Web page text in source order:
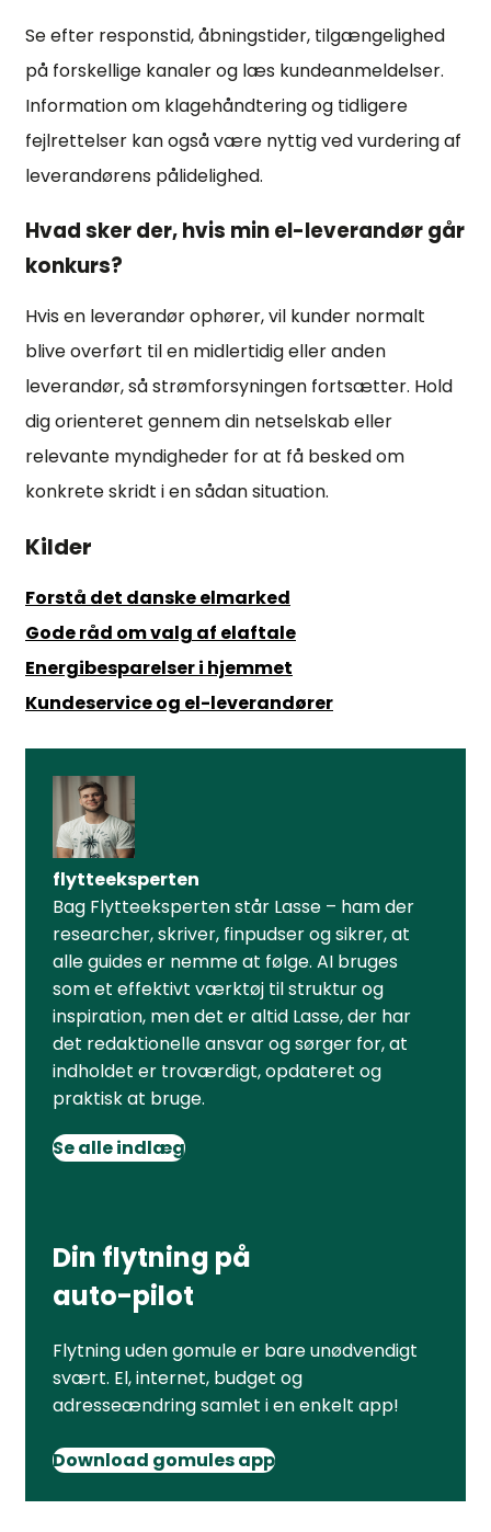
Se efter responstid, åbningstider, tilgængelighed
på forskellige kanaler og læs kundeanmeldelser.
Information om klagehåndtering og tidligere
fejlrettelser kan også være nyttig ved vurdering af
leverandørens pålidelighed.
Hvad sker der, hvis min el-leverandør går
konkurs?
Hvis en leverandør ophører, vil kunder normalt
blive overført til en midlertidig eller anden
leverandør, så strømforsyningen fortsætter. Hold
dig orienteret gennem din netselskab eller
relevante myndigheder for at få besked om
konkrete skridt i en sådan situation.
Kilder
Forstå det danske elmarked
Gode råd om valg af elaftale
Energibesparelser i hjemmet
Kundeservice og el-leverandører
flytteeksperten
Bag Flytteeksperten står Lasse – ham der
researcher, skriver, finpudser og sikrer, at
alle guides er nemme at følge. AI bruges
som et effektivt værktøj til struktur og
inspiration, men det er altid Lasse, der har
det redaktionelle ansvar og sørger for, at
indholdet er troværdigt, opdateret og
praktisk at bruge.
Se alle indlæg
Din flytning på
auto-pilot
Flytning uden gomule er bare unødvendigt
svært. El, internet, budget og
adresseændring samlet i en enkelt app!
Download gomules app